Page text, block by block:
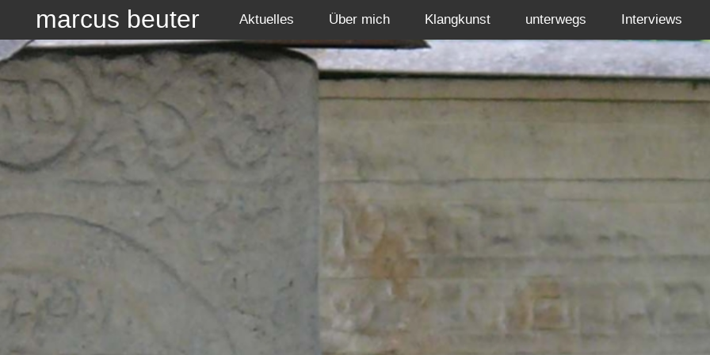
marcus beuter Aktuelles Über mich Klangkunst unterwegs Interviews